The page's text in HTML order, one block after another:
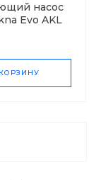
насос
Evo AKL